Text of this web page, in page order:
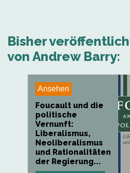
Bisher
von Andrew Barry:
Ansehen
Foucault und die
politische
Vernunft:
Liberalismus,
Neoliberalismus
und Rationalitäten
der Regierung...